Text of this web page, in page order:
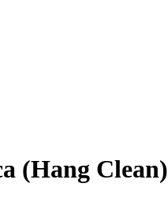
(Hang Clean)